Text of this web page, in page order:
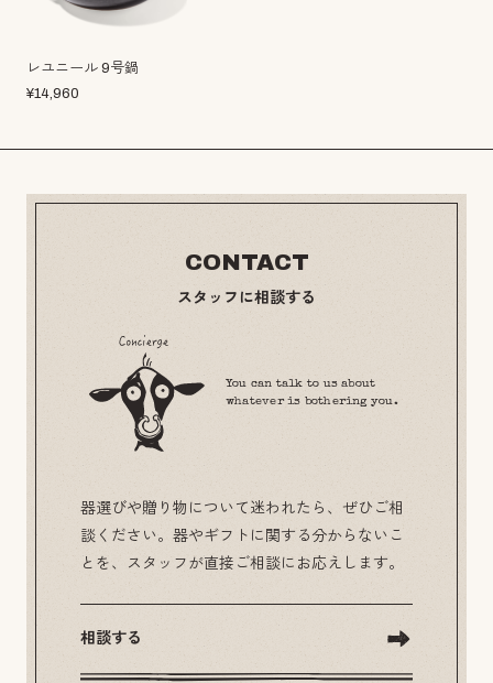
レユニール 9号鍋
¥14,960
CONTACT
スタッフに相談する
You can talk to us about
whatever is bothering you.
器選びや贈り物について迷われたら、ぜひご相
談ください。器やギフトに関する分からないこ
とを、スタッフが直接ご相談にお応えします。
相談する